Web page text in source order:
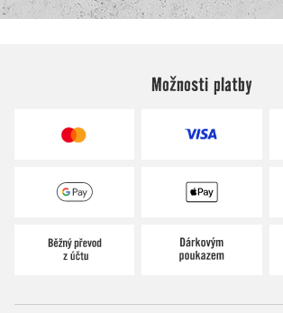
Možnosti platby